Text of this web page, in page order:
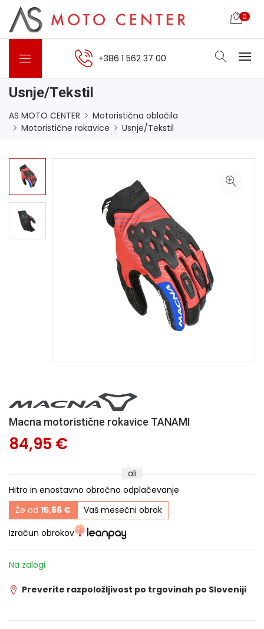
0
+386 1 562 37 00
Usnje/Tekstil
AS MOTO CENTER
Motoristična oblačila
Motoristične rokavice
Usnje/Tekstil
Macna motoristične rokavice TANAMI
84,95 €
ali
Hitro in enostavno obročno odplačevanje
Že od 15,66 €
Vaš mesečni obrok
Izračun obrokov
Na zalogi
Preverite razpoložljivost po trgovinah po Sloveniji